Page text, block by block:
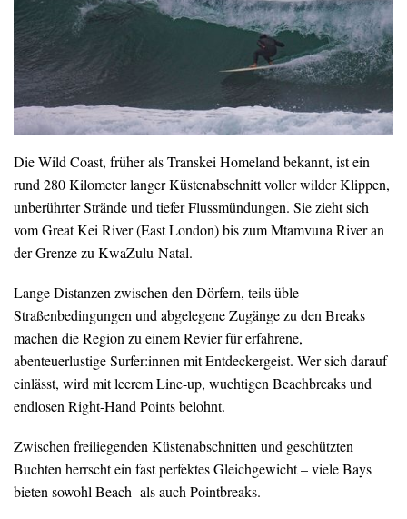
Die Wild Coast, früher als Transkei Homeland bekannt, ist ein
rund 280 Kilometer langer Küstenabschnitt voller wilder Klippen,
unberührter Strände und tiefer Flussmündungen. Sie zieht sich
vom Great Kei River (East London) bis zum Mtamvuna River an
der Grenze zu KwaZulu-Natal.
Lange Distanzen zwischen den Dörfern, teils üble
Straßenbedingungen und abgelegene Zugänge zu den Breaks
machen die Region zu einem Revier für erfahrene,
abenteuerlustige Surfer:innen mit Entdeckergeist. Wer sich darauf
einlässt, wird mit leerem Line-up, wuchtigen Beachbreaks und
endlosen Right-Hand Points belohnt.
Zwischen freiliegenden Küstenabschnitten und geschützten
Buchten herrscht ein fast perfektes Gleichgewicht – viele Bays
bieten sowohl Beach- als auch Pointbreaks.